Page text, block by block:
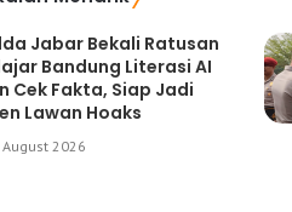
Jabar Bekali Ratusan
Bandung Literasi AI
Cek Fakta, Siap Jadi
Lawan Hoaks
August 2026